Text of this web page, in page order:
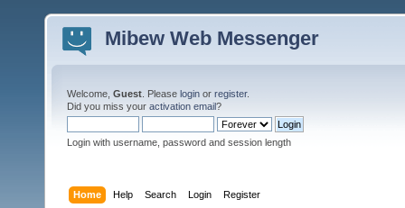
Mibew Web Messenger
Welcome, Guest . Please login or register.
Did you miss your activation email?
Login with username, password and session length
Home Help Search Login Register